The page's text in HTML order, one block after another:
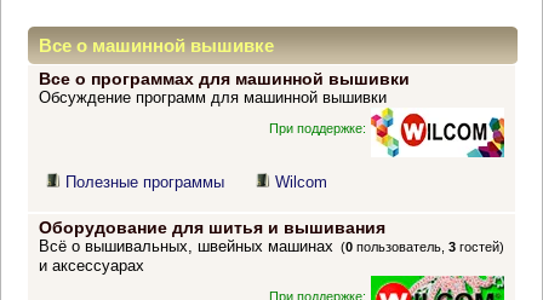
Все о машинной вышивке
Все о программах для машинной вышивки
Обсуждение программ для машинной вышивки
При поддержке:
Полезные программы Wilcom
Оборудование для шитья и вышивания
(0 пользователь,3 гостей)
Всё о вышивальных, швейных машинах
и аксессуарах
При поддержке: